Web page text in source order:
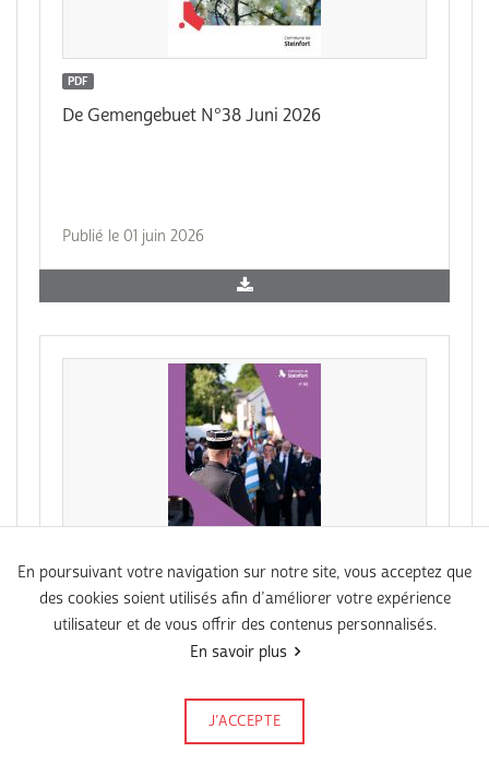
Signalez-le
PDF
De Gemengebuet N°38 Juni 2026
Publié le 01 juin 2026
PDF
Agenda N°86 Juni 2026
En poursuivant votre navigation sur notre site, vous acceptez que
des cookies soient utilisés afin d’améliorer votre expérience
utilisateur et de vous offrir des contenus personnalisés.
En savoir plus
J’ACCEPTE